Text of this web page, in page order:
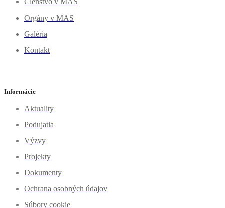
Orgány v MAS
Galéria
Kontakt
Informácie
Aktuality
Podujatia
Výzvy
Projekty
Dokumenty
Ochrana osobných údajov
Súbory cookie